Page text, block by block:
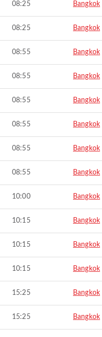
08:25 Bangkok
08:25 Bangkok
08:55 Bangkok
08:55 Bangkok
08:55 Bangkok
08:55 Bangkok
08:55 Bangkok
08:55 Bangkok
10:00 Bangkok
10:15 Bangkok
10:15 Bangkok
10:15 Bangkok
15:25 Bangkok
15:25 Bangkok